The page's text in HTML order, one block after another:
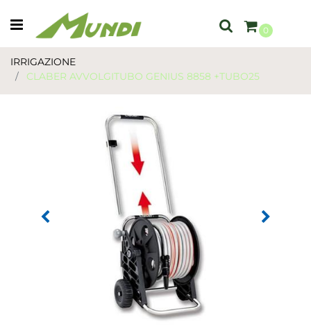
Open menu
0
IRRIGAZIONE
CLABER AVVOLGITUBO GENIUS 8858 +TUBO25